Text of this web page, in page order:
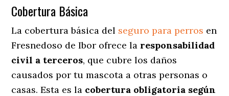
Cobertura Básica
La cobertura básica del seguro para perros en
Fresnedoso de Ibor ofrece la responsabilidad
civil a terceros, que cubre los daños
causados por tu mascota a otras personas o
casas. Esta es la cobertura obligatoria según